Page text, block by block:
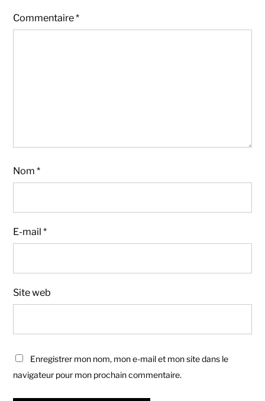
Commentaire*
Nom*
E-mail*
Site web
Enregistrer mon nom, mon e-mail et mon site dans le
navigateur pour mon prochain commentaire.